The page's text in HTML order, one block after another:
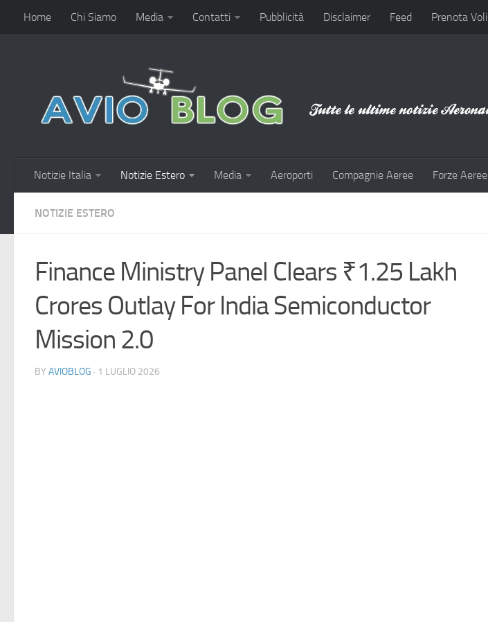
Home Chi Siamo Media Contatti Pubblicità Disclaimer Feed Prenota Voli
Notizie Italia Notizie Estero Media Aeroporti Compagnie Aeree Forze Aeree
NOTIZIE ESTERO
Finance Ministry Panel Clears ₹1.25 Lakh
Crores Outlay For India Semiconductor
Mission 2.0
BY AVIOBLOG · 1 LUGLIO 2026